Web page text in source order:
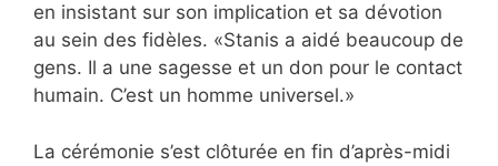
en insistant sur son implication et sa dévotion
au sein des fidèles. «Stanis a aidé beaucoup de
gens. Il a une sagesse et un don pour le contact
humain. C’est un homme universel.»
La cérémonie s’est clôturée en fin d’après-midi